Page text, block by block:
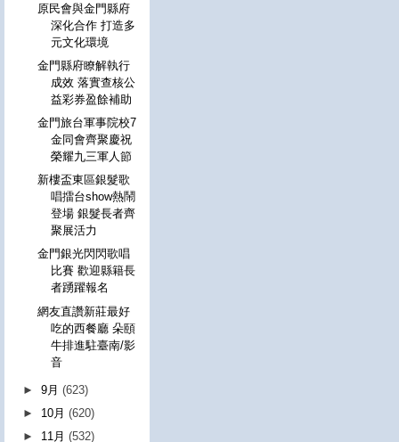
原民會與金門縣府
深化合作 打造多
元文化環境
金門縣府瞭解執行
成效 落實查核公
益彩券盈餘補助
金門旅台軍事院校7
金同會齊聚慶祝
榮耀九三軍人節
新樓盃東區銀髮歌
唱擂台show熱鬧
登場 銀髮長者齊
聚展活力
金門銀光閃閃歌唱
比賽 歡迎縣籍長
者踴躍報名
網友直讚新莊最好
吃的西餐廳 朵頤
牛排進駐臺南/影
音
►9月(623)
► 10月(620)
► 11月(532)